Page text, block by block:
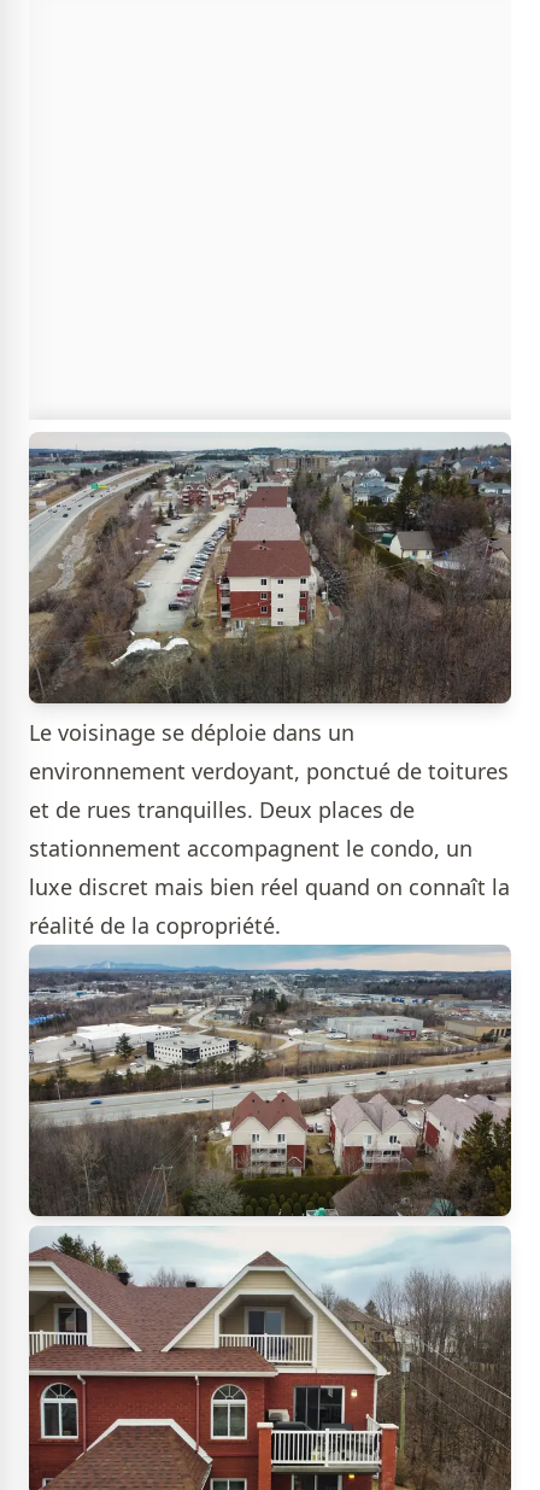
Le voisinage se déploie dans un
environnement verdoyant, ponctué de toitures
et de rues tranquilles. Deux places de
stationnement accompagnent le condo, un
luxe discret mais bien réel quand on connaît la
réalité de la copropriété.